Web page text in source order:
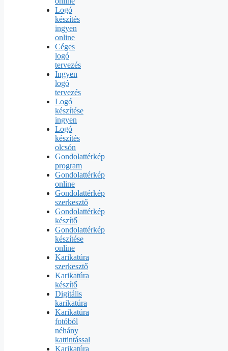
Logó
készítés
ingyen
online
Céges
logó
tervezés
Ingyen
logó
tervezés
Logó
készítése
ingyen
Logó
készítés
olcsón
Gondolattérkép
program
Gondolattérkép
online
Gondolattérkép
szerkesztő
Gondolattérkép
készítő
Gondolattérkép
készítése
online
Karikatúra
szerkesztő
Karikatúra
készítő
Digitális
karikatúra
Karikatúra
fotóból
néhány
kattintással
Karikatúra